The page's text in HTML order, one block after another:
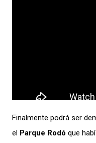
Finalmente podrá ser
el Parque Rodó que